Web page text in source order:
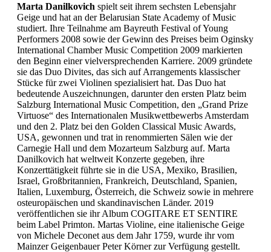
Marta Danilkovich spielt seit ihrem sechsten Lebensjahr
Geige und hat an der Belarusian State Academy of Music
studiert. Ihre Teilnahme am Bayreuth Festival of Young
Performers 2008 sowie der Gewinn des Preises beim Oginsky
International Chamber Music Competition 2009 markierten
den Beginn einer vielversprechenden Karriere. 2009 gründete
sie das Duo Divites, das sich auf Arrangements klassischer
Stücke für zwei Violinen spezialisiert hat. Das Duo hat
bedeutende Auszeichnungen, darunter den ersten Platz beim
Salzburg International Music Competition, den „Grand Prize
Virtuose“ des Internationalen Musikwettbewerbs Amsterdam
und den 2. Platz bei den Golden Classical Music Awards,
USA, gewonnen und trat in renommierten Sälen wie der
Carnegie Hall und dem Mozarteum Salzburg auf. Marta
Danilkovich hat weltweit Konzerte gegeben, ihre
Konzerttätigkeit führte sie in die USA, Mexiko, Brasilien,
Israel, Großbritannien, Frankreich, Deutschland, Spanien,
Italien, Luxemburg, Österreich, die Schweiz sowie in mehrere
osteuropäischen und skandinavischen Länder. 2019
veröffentlichen sie ihr Album COGITARE ET SENTIRE
beim Label Primton. Martas Violine, eine italienische Geige
von Michele Deconet aus dem Jahr 1759, wurde ihr vom
Mainzer Geigenbauer Peter Körner zur Verfügung gestellt.